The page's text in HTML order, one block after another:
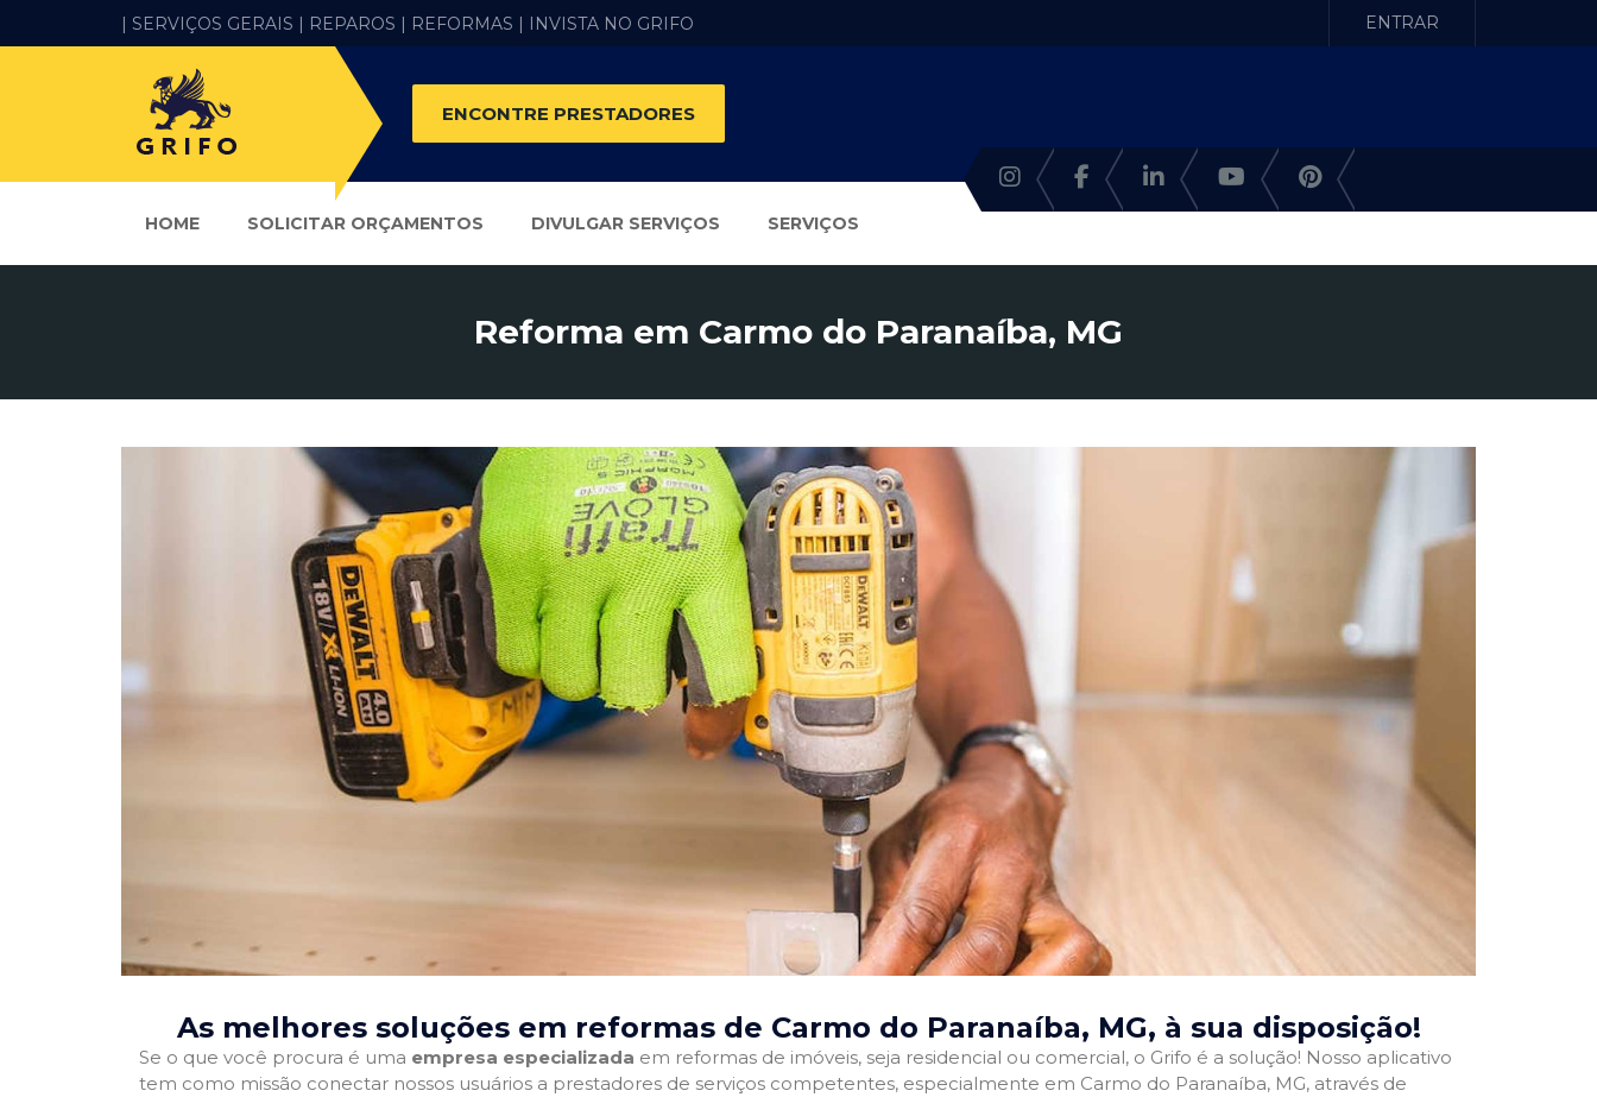
| SERVIÇOS GERAIS | REPAROS | REFORMAS | INVISTA NO GRIFO ENTRAR
ENCONTRE PRESTADORES
HOME SOLICITAR ORÇAMENTOS DIVULGAR SERVIÇOS SERVIÇOS
Reforma em Carmo do Paranaíba, MG
As melhores soluções em reformas de Carmo do Paranaíba, MG, à sua disposição!
Se o que você procura é uma empresa especializada em reformas de imóveis, seja residencial ou comercial, o Grifo é a solução! Nosso aplicativo
tem como missão conectar nossos usuários a prestadores de serviços competentes, especialmente em Carmo do Paranaíba, MG, através de